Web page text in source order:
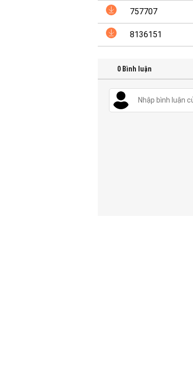
757707
8136151
0 Bình luận